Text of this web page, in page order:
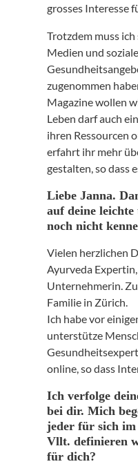
grosses Interesse
Trotzdem muss
Medien und
zugenommen
Magazine wollen
Leben darf auch
ihren Ressourcen
erfahrt ihr mehr
gestalten, so dass
Liebe Janna.
auf deine
noch nicht
Vielen herzlichen
Ayurveda
Unternehmerin.
Familie in Zürich.
Ich habe vor
unterstütze
online, so dass
Ich verfolge
bei dir. Mich
jeder für sich im
Vllt. definieren
für dich?